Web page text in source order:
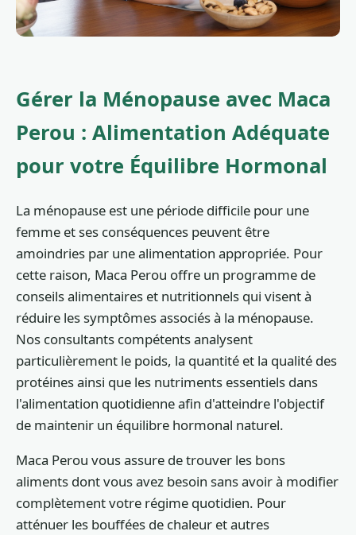
Gérer la Ménopause avec Maca
Perou : Alimentation Adéquate
pour votre Équilibre Hormonal
La ménopause est une période difficile pour une
femme et ses conséquences peuvent être
amoindries par une alimentation appropriée. Pour
cette raison, Maca Perou offre un programme de
conseils alimentaires et nutritionnels qui visent à
réduire les symptômes associés à la ménopause.
Nos consultants compétents analysent
particulièrement le poids, la quantité et la qualité des
protéines ainsi que les nutriments essentiels dans
l'alimentation quotidienne afin d'atteindre l'objectif
de maintenir un équilibre hormonal naturel.
Maca Perou vous assure de trouver les bons
aliments dont vous avez besoin sans avoir à modifier
complètement votre régime quotidien. Pour
atténuer les bouffées de chaleur et autres